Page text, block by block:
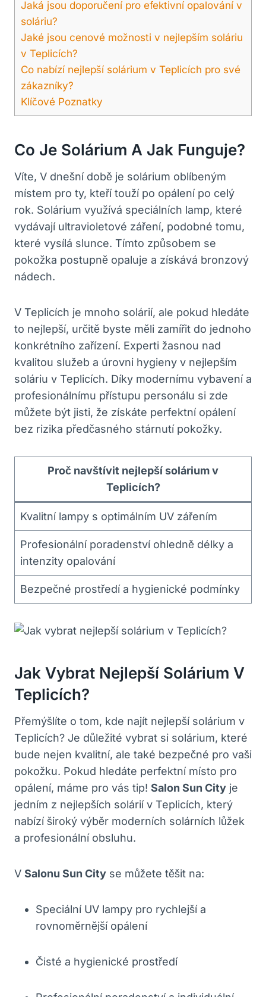
Jaká jsou doporučení pro efektivní opalování v
soláriu?
Jaké jsou cenové možnosti v nejlepším soláriu
v Teplicích?
Co nabízí nejlepší solárium v Teplicích pro své
zákazníky?
Klíčové Poznatky
Co Je Solárium A Jak Funguje?
Víte, V dnešní době je solárium oblíbeným
místem pro ty, kteří touží po opálení po celý
rok. Solárium využívá speciálních lamp, které
vydávají ultravioletové záření, podobné tomu,
které vysílá slunce. Tímto způsobem se
pokožka postupně opaluje a získává bronzový
nádech.
V Teplicích je mnoho solárií, ale pokud hledáte
to nejlepší, určitě byste měli zamířit do jednoho
konkrétního zařízení. Experti žasnou nad
kvalitou služeb a úrovni hygieny v nejlepším
soláriu v Teplicích. Díky modernímu vybavení a
profesionálnímu přístupu personálu si zde
můžete být jisti, že získáte perfektní opálení
bez rizika předčasného stárnutí pokožky.
Proč navštívit nejlepší solárium v
Teplicích?
Kvalitní lampy s optimálním UV zářením
Profesionální poradenství ohledně délky a
intenzity opalování
Bezpečné prostředí a hygienické podmínky
Jak Vybrat Nejlepší Solárium V
Teplicích?
Přemýšlíte o tom, kde najít nejlepší solárium v
Teplicích? Je důležité vybrat si solárium, které
bude nejen kvalitní, ale také bezpečné pro vaši
pokožku. Pokud hledáte perfektní místo pro
opálení, máme pro vás tip! Salon Sun City je
jedním z nejlepších solárií v Teplicích, který
nabízí široký výběr moderních solárních lůžek
a profesionální obsluhu.
V Salonu Sun City se můžete těšit na:
Speciální UV lampy pro rychlejší a
rovnoměrnější opálení
Čisté a hygienické prostředí